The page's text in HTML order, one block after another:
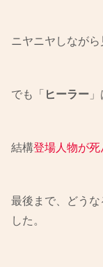
ニヤニヤしなが
でも「 ヒーラー
結構登場人物が
最後まで、どう
した。